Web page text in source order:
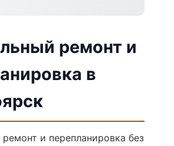
ремонт и
в
и перепланировка без